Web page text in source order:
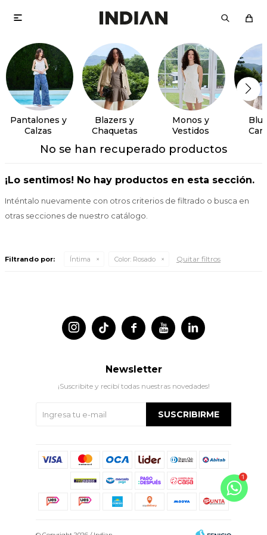

Pantalones y
Calzas
Blazers y
Chaquetas
Monos y
Vestidos
No se han recuperado productos
¡Lo sentimos! No hay productos en esta sección.
Inténtalo nuevamente con otros criterios de filtrado o busca en
otras secciones de nuestro catálogo.
Filtrando por: Íntima Color: Rosado Quitar filtros
 
 
Newsletter
¡Suscribite y recibí todas nuestras novedades!
SUSCRIBIRME